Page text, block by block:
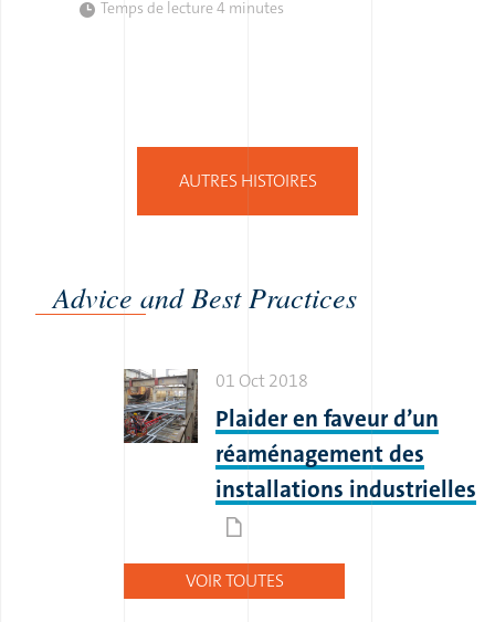
Temps de lecture4 minutes
AUTRES HISTOIRES
Advice and Best Practices
01 Oct 2018
Plaider en faveur d’un
réaménagement des
installations industrielles
VOIR TOUTES